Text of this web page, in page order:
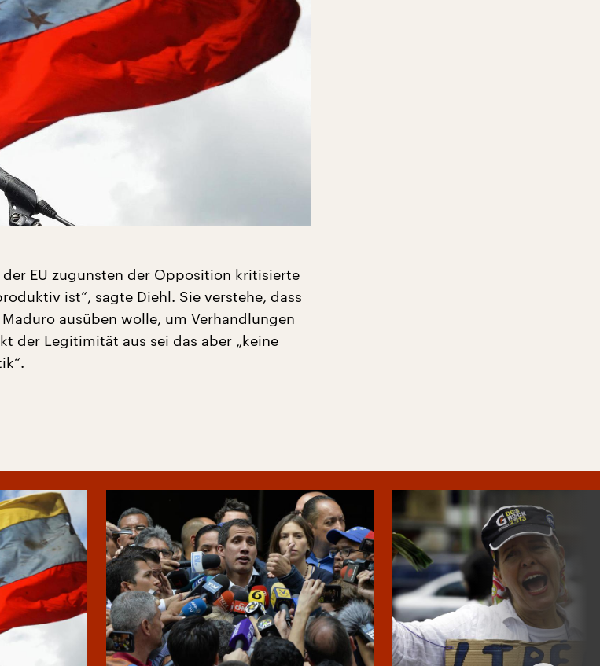
EU zugunsten der Opposition kritisierte
ist“, sagte Diehl. Sie verstehe, dass
ausüben wolle, um Verhandlungen
der Legitimität aus sei das aber „keine